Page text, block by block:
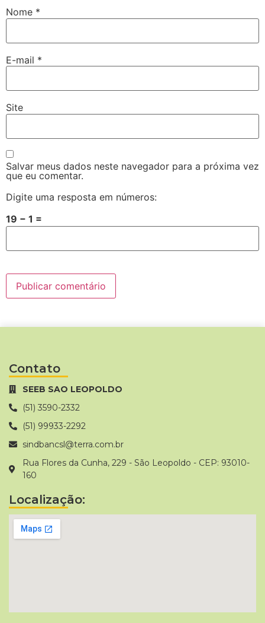
Nome *
E-mail *
Site
Salvar meus dados neste navegador para a próxima vez
que eu comentar.
Digite uma resposta em números:
19 − 1 =
Contato
SEEB SAO LEOPOLDO
(51) 3590-2332
(51) 99933-2292
sindbancsl@terra.com.br
Rua Flores da Cunha, 229 - São Leopoldo - CEP: 93010-
160
Localização: